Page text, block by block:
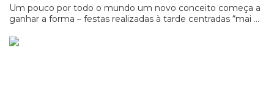
Um pouco por todo o mundo um novo conceito começa a
ganhar a forma – festas realizadas à tarde centradas “mai ...